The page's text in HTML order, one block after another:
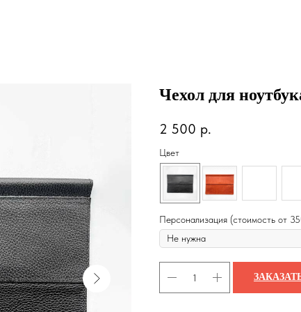
Чехол для
2 500 р.
Цвет
Персонализация (стоимость от